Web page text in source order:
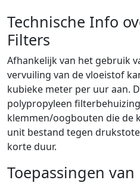
Technische Info
Filters
Afhankelijk van het gebruik
vervuiling van de vloeistof
kubieke meter per uur aan.
polypropyleen
klemmen/oogbouten die de
unit bestand tegen
korte duur.
Toepassingen